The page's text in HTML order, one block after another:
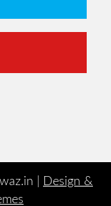
|
Design &